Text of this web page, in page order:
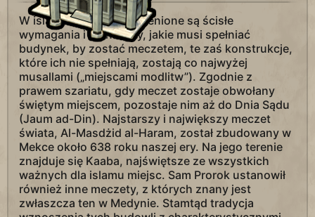
W islamskim fikhu wymienione są ścisłe
wymagania i standardy, jakie musi spełniać
budynek, by zostać meczetem, te zaś konstrukcje,
które ich nie spełniają, zostają co najwyżej
musallami („miejscami modlitw”). Zgodnie z
prawem szariatu, gdy meczet zostaje obwołany
świętym miejscem, pozostaje nim aż do Dnia Sądu
(Jaum ad-Din). Najstarszy i największy meczet
świata, Al-Masdżid al-Haram, został zbudowany w
Mekce około 638 roku naszej ery. Na jego terenie
znajduje się Kaaba, najświętsze ze wszystkich
ważnych dla islamu miejsc. Sam Prorok ustanowił
również inne meczety, z których znany jest
zwłaszcza ten w Medynie. Stamtąd tradycja